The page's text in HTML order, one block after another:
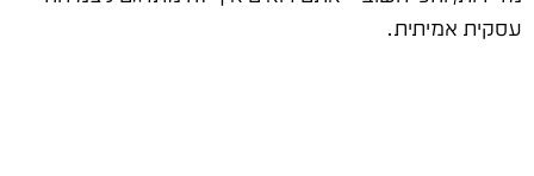
עסקית אמיתית.